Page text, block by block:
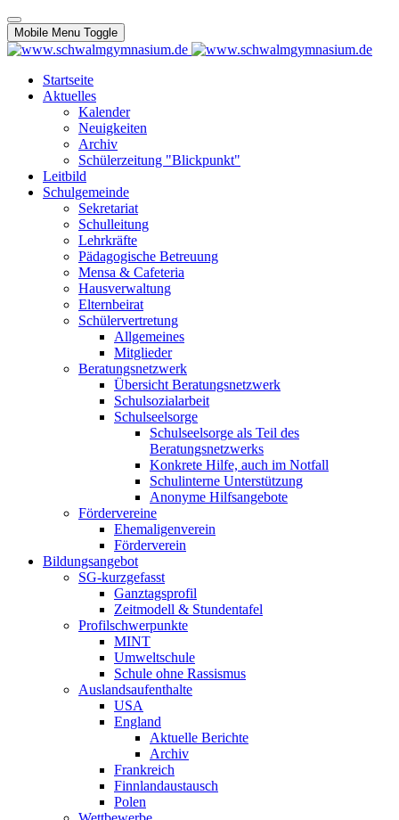
Mobile Menu Toggle
Startseite
Aktuelles
Kalender
Neuigkeiten
Archiv
Schülerzeitung "Blickpunkt"
Leitbild
Schulgemeinde
Sekretariat
Schulleitung
Lehrkräfte
Pädagogische Betreuung
Mensa & Cafeteria
Hausverwaltung
Elternbeirat
Schülervertretung
Allgemeines
Mitglieder
Beratungsnetzwerk
Übersicht Beratungsnetzwerk
Schulsozialarbeit
Schulseelsorge
Schulseelsorge als Teil des
Beratungsnetzwerks
Konkrete Hilfe, auch im Notfall
Schulinterne Unterstützung
Anonyme Hilfsangebote
Fördervereine
Ehemaligenverein
Förderverein
Bildungsangebot
SG-kurzgefasst
Ganztagsprofil
Zeitmodell & Stundentafel
Profilschwerpunkte
MINT
Umweltschule
Schule ohne Rassismus
Auslandsaufenthalte
USA
England
Aktuelle Berichte
Archiv
Frankreich
Finnlandaustausch
Polen